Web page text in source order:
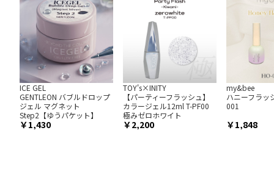
ICE GEL
GENTLEON バブルドロップ
ジェル マグネット
Step2【ゆうパケット】
1,430
TOY's×INITY
【パーティーフラッシュ】
カラージェル12ml T-PF00
極みゼロホワイト
2,200
my&bee
ハニーフラッ
001
1,848